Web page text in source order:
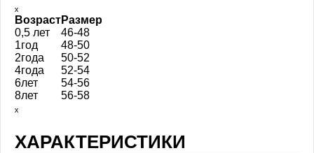
ₓ
ВозрастРазмер
0,5 лет
46-48
1год
48-50
2года
50-52
4года
52-54
6лет
54-56
8лет
56-58
ₓ
ХАРАКТЕРИСТИКИ